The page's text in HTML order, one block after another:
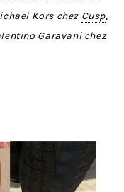
Kors chez Cusp,
Garavani chez